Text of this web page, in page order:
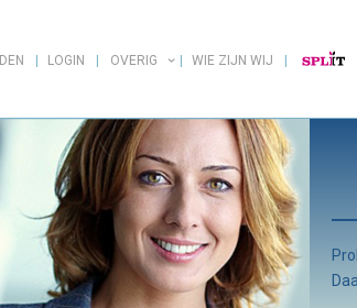
LOGIN OVERIG WIE ZIJN WIJ